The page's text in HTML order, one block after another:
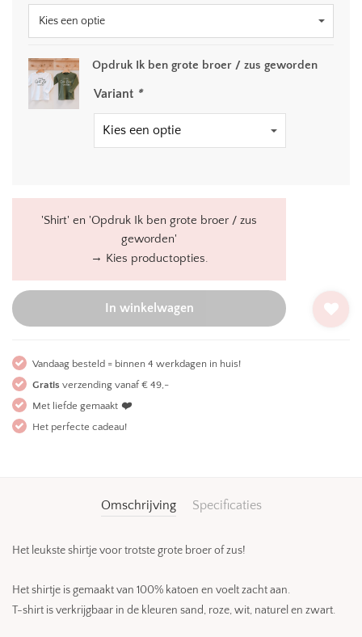
Opdruk Ik ben grote broer / zus geworden
Variant *
'Shirt' en 'Opdruk Ik ben grote broer / zus
geworden'
→ Kies productopties.
In winkelwagen
Vandaag besteld = binnen 4 werkdagen in huis!
Gratis verzending vanaf € 49,-
Met liefde gemaakt ❤️
Het perfecte cadeau!
Omschrijving Specificaties
Het leukste shirtje voor trotste grote broer of zus!
Het shirtje is gemaakt van 100% katoen en voelt zacht aan.
T-shirt is verkrijgbaar in de kleuren sand, roze, wit, naturel en zwart.